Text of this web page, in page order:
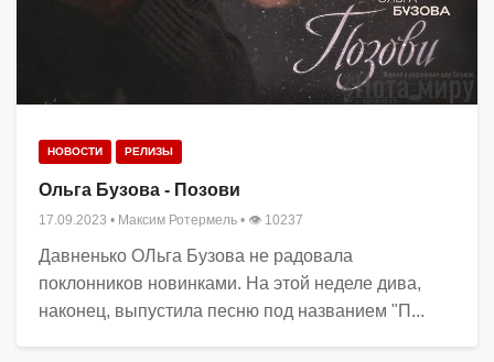
НОВОСТИ РЕЛИЗЫ
Ольга Бузова - Позови
17.09.2023 • Максим Ротермель • 👁 10237
Давненько ОЛьга Бузова не радовала
поклонников новинками. На этой неделе дива,
наконец, выпустила песню под названием "П...